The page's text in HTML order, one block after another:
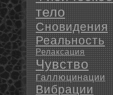
тело
Сновидения
Реальность
Релаксация
Чувство
Галлюцинации
Вибрации